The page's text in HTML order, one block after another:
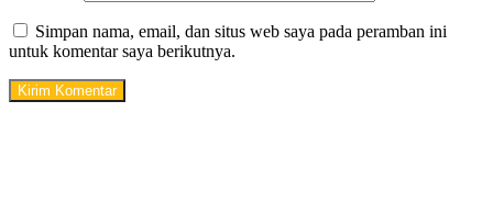
Simpan nama, email, dan situs web saya pada peramban ini
untuk komentar saya berikutnya.